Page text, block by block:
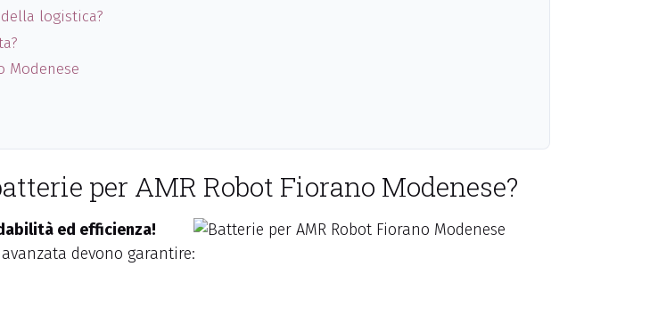
logistica?
Modenese
per AMR Robot Fiorano Modenese?
ed efficienza!
devono garantire: